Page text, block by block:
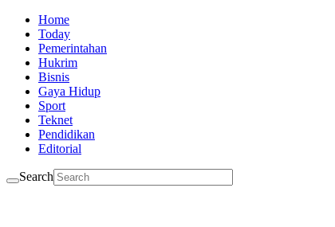
Home
Today
Pemerintahan
Hukrim
Bisnis
Gaya Hidup
Sport
Teknet
Pendidikan
Editorial
Search